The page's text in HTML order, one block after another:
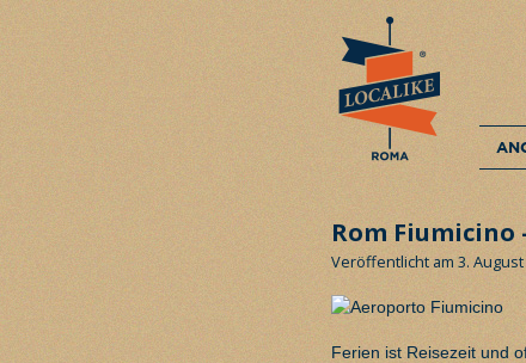
Rom Fiumicino
Veröffentlicht am 3. August
Ferien ist Reisezeit und